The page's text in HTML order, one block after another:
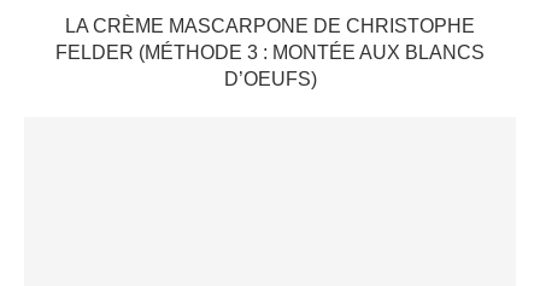
LA CRÈME MASCARPONE DE CHRISTOPHE
FELDER (MÉTHODE 3 : MONTÉE AUX BLANCS
D’OEUFS)